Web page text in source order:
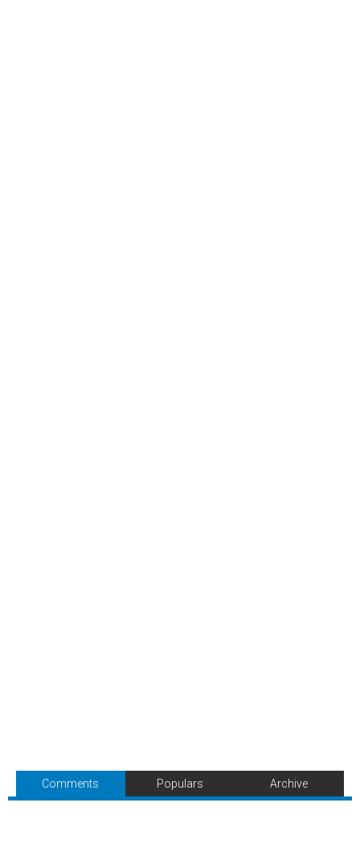
Comments Populars Archive